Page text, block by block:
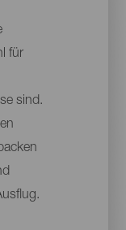
für
sind.